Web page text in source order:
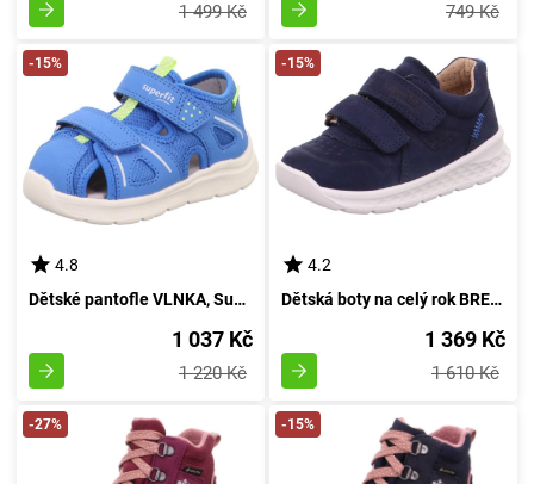
1 499 Kč 749 Kč
-15%
4.8
Dětské pantofle VLNKA, Superfit, 1-000479-8000, světle modrá - velikost 25
1 037 Kč
1 220 Kč
-15%
4.2
Dětská boty na celý rok BREEZE, Superfit, 1-000365-8000, modře - velikost 20
1 369 Kč
1 610 Kč
-27% -15%